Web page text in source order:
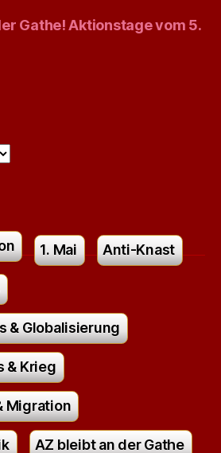
Gathe! Aktionstage vom 5.
1. Mai Anti-Knast
& Globalisierung
& Krieg
Migration
AZ bleibt an der Gathe